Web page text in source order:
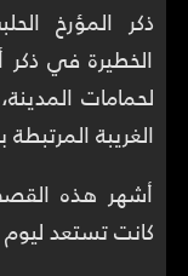
ذكر المؤرخ
الخطيرة في ذكر
لحمامات
الغريبة المرتبطة
أشهر هذه
كانت تستعد ليوم